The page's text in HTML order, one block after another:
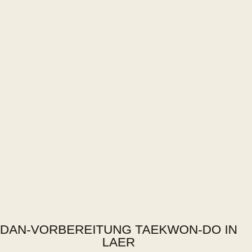
DAN-VORBEREITUNG TAEKWON-DO IN
LAER